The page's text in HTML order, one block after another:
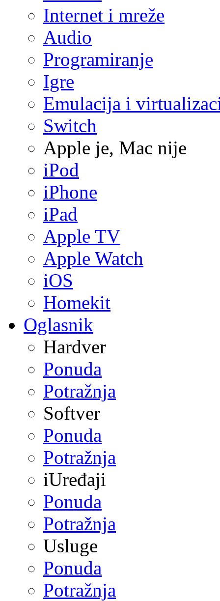
Internet i mreže
Audio
Programiranje
Igre
Emulacija i
Switch
Apple je, Mac nije
iPod
iPhone
iPad
Apple TV
Apple Watch
iOS
Homekit
Oglasnik
Hardver
Ponuda
Potražnja
Softver
Ponuda
Potražnja
iUređaji
Ponuda
Potražnja
Usluge
Ponuda
Potražnja